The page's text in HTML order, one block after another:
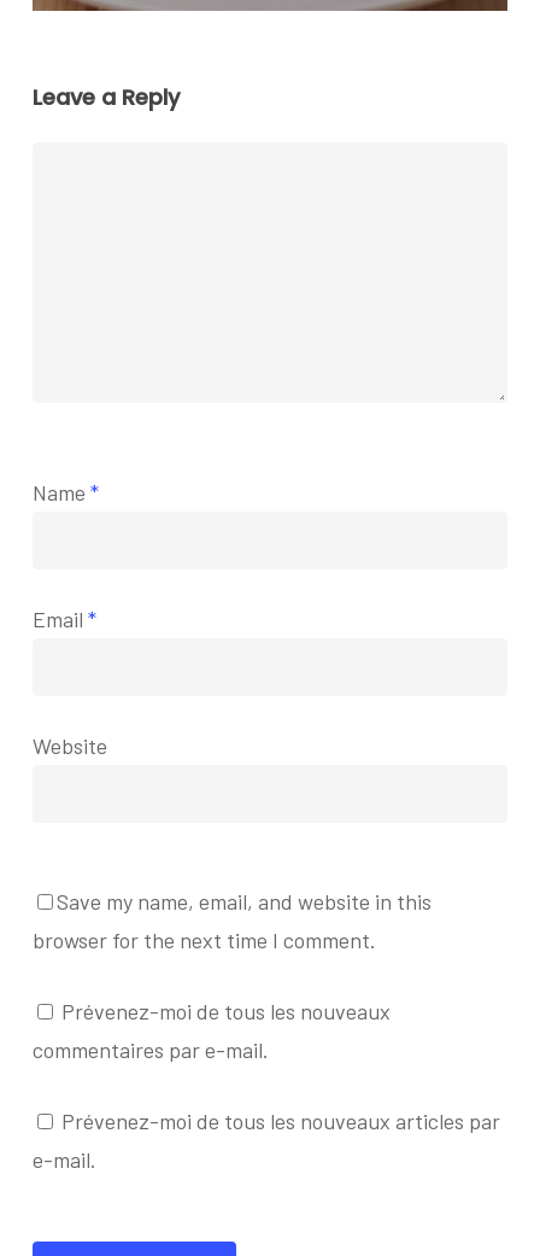
Leave a Reply
Name *
Email *
Website
Save my name, email, and website in this
browser for the next time I comment.
Prévenez-moi de tous les nouveaux
commentaires par e-mail.
Prévenez-moi de tous les nouveaux articles par
e-mail.